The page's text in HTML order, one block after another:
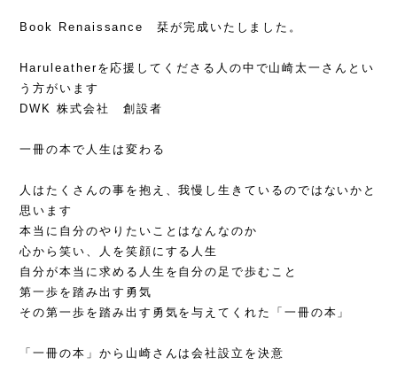
Book Renaissance 栞が完成いたしました。
Haruleatherを応援してくださる人の中で山崎太一さんとい
う方がいます
DWK 株式会社 創設者
一冊の本で人生は変わる
人はたくさんの事を抱え、我慢し生きているのではないかと
思います
本当に自分のやりたいことはなんなのか
心から笑い、人を笑顔にする人生
自分が本当に求める人生を自分の足で歩むこと
第一歩を踏み出す勇気
その第一歩を踏み出す勇気を与えてくれた「一冊の本」
「一冊の本」から山崎さんは会社設立を決意